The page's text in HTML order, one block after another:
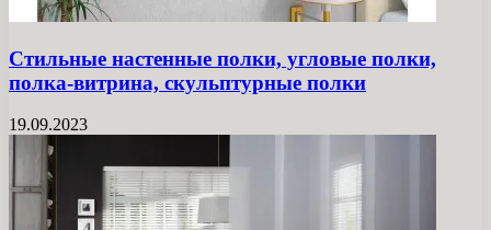
Стильные настенные полки, угловые полки,
полка-витрина, скульптурные полки
19.09.2023